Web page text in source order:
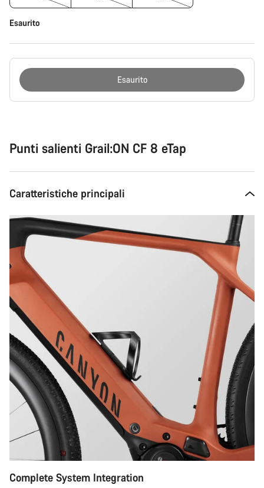
Esaurito
Esaurito
Punti salienti Grail:ON CF 8 eTap
Caratteristiche principali
Complete System Integration